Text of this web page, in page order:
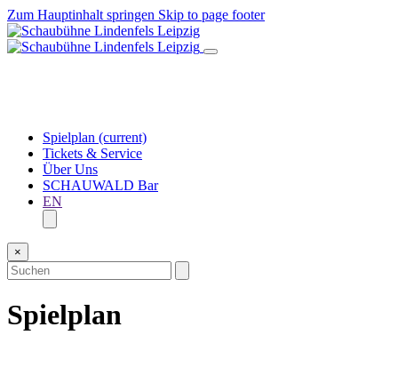
Zum Hauptinhalt springen Skip to page footer
Spielplan (current)
Tickets & Service
Über Uns
SCHAUWALD Bar
EN
×
Spielplan